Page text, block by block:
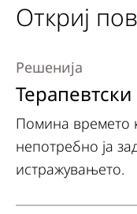
Откриј
Терапевтски
Решенија
Помина времето
непотребно ја
истражувањето.